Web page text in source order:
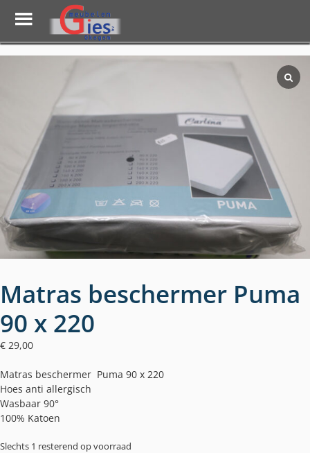
Skip
Toggle
Menu
Matras beschermer Puma
90 x 220
€ 29,00
Matras beschermer Puma 90 x 220
Hoes anti allergisch
Wasbaar 90°
100% Katoen
Slechts 1 resterend op voorraad